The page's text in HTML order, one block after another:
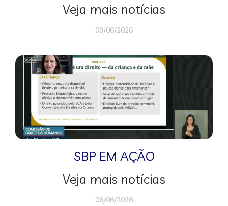
Veja mais notícias
08/06/2026
SBP EM AÇÃO
Veja mais notícias
08/06/2026